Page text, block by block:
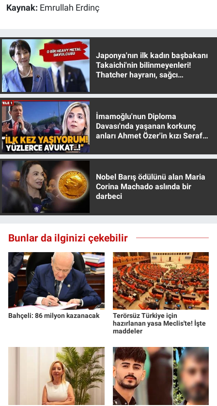
Kaynak: Emrullah Erdinç
Japonya'nın ilk kadın başbakanı
Takaichi'nin bilinmeyenleri!
Thatcher hayranı, sağcı
İmamoğlu'nun Diploma
Davası'nda yaşanan korkunç
anları Ahmet Özer'in kızı Seraf
Nobel Barış ödülünü alan Maria
Corina Machado aslında bir
darbeci
Bunlar da ilginizi çekebilir
Bahçeli: 86 milyon kazanacak
Terörsüz Türkiye için
hazırlanan yasa Meclis'te! İşte
maddeler